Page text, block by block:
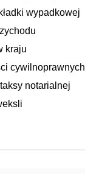
wypadkowej
kraju
cywilnoprawnych
notarialnej